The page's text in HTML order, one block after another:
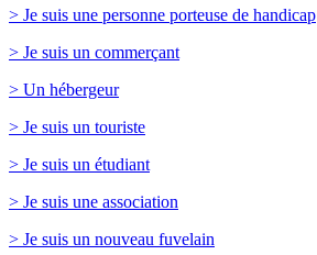
> Je suis une personne porteuse de handicap
> Je suis un commerçant
> Un hébergeur
> Je suis un touriste
> Je suis un étudiant
> Je suis une association
> Je suis un nouveau fuvelain